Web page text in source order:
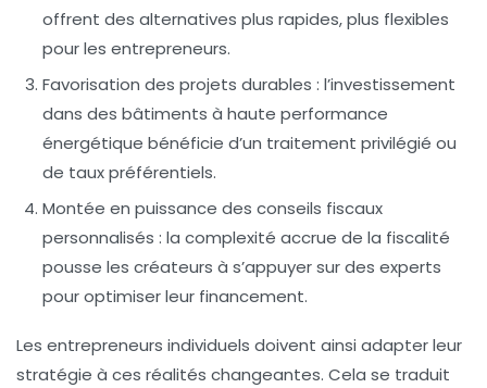
offrent des alternatives plus rapides, plus flexibles
pour les entrepreneurs.
Favorisation des projets durables : l’investissement
dans des bâtiments à haute performance
énergétique bénéficie d’un traitement privilégié ou
de taux préférentiels.
Montée en puissance des conseils fiscaux
personnalisés : la complexité accrue de la fiscalité
pousse les créateurs à s’appuyer sur des experts
pour optimiser leur financement.
Les entrepreneurs individuels doivent ainsi adapter leur
stratégie à ces réalités changeantes. Cela se traduit